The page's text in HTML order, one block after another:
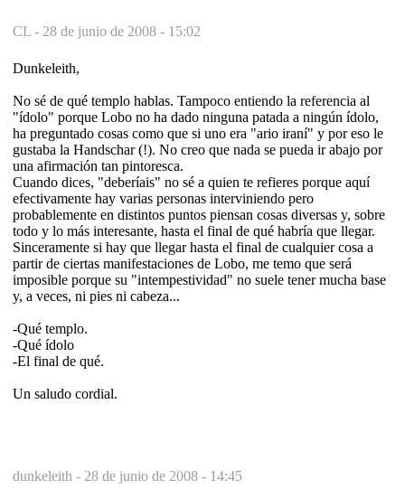
CL - 28 de junio de 2008 - 15:02
Dunkeleith,
No sé de qué templo hablas. Tampoco entiendo la referencia al
"ídolo" porque Lobo no ha dado ninguna patada a ningún ídolo,
ha preguntado cosas como que si uno era "ario iraní" y por eso le
gustaba la Handschar (!). No creo que nada se pueda ir abajo por
una afirmación tan pintoresca.
Cuando dices, "deberíais" no sé a quien te refieres porque aquí
efectivamente hay varias personas interviniendo pero
probablemente en distintos puntos piensan cosas diversas y, sobre
todo y lo más interesante, hasta el final de qué habría que llegar.
Sinceramente si hay que llegar hasta el final de cualquier cosa a
partir de ciertas manifestaciones de Lobo, me temo que será
imposible porque su "intempestividad" no suele tener mucha base
y, a veces, ni pies ni cabeza...
-Qué templo.
-Qué ídolo
-El final de qué.
Un saludo cordial.
dunkeleith - 28 de junio de 2008 - 14:45